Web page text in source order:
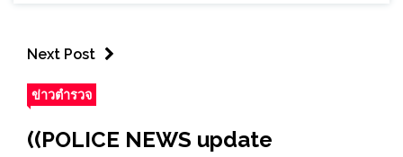
Next Post
ข่าวตำรวจ
((POLICE NEWS update